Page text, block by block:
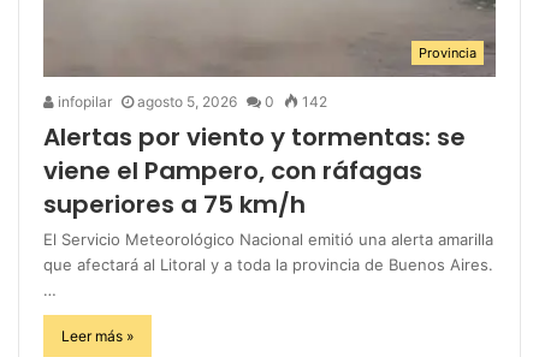
Provincia
infopilar agosto 5, 2026 0 142
Alertas por viento y tormentas: se
viene el Pampero, con ráfagas
superiores a 75 km/h
El Servicio Meteorológico Nacional emitió una alerta amarilla
que afectará al Litoral y a toda la provincia de Buenos Aires.
…
Leer más »